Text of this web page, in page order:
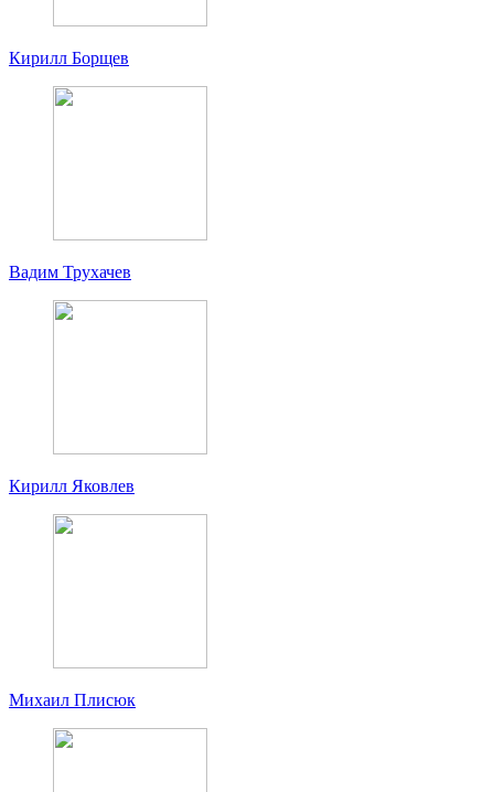
Кирилл Борщев
Вадим Трухачев
Кирилл Яковлев
Михаил Плисюк